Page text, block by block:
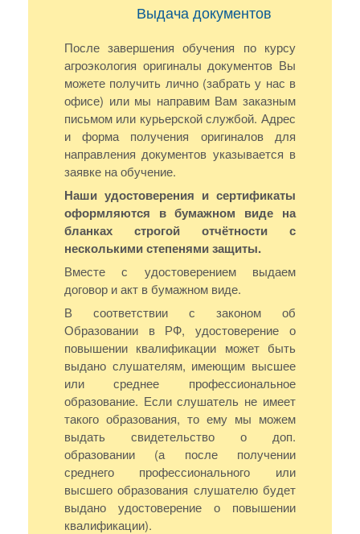
Выдача документов
После завершения обучения по курсу
агроэкология оригиналы документов Вы
можете получить лично (забрать у нас в
офисе) или мы направим Вам заказным
письмом или курьерской службой. Адрес
и форма получения оригиналов для
направления документов указывается в
заявке на обучение.
Наши удостоверения и сертификаты
оформляются в бумажном виде на
бланках строгой отчётности с
несколькими степенями защиты.
Вместе с удостоверением выдаем
договор и акт в бумажном виде.
В соответствии с законом об
Образовании в РФ, удостоверение о
повышении квалификации может быть
выдано слушателям, имеющим высшее
или среднее профессиональное
образование. Если слушатель не имеет
такого образования, то ему мы можем
выдать свидетельство о доп.
образовании (а после получении
среднего профессионального или
высшего образования слушателю будет
выдано удостоверение о повышении
квалификации).